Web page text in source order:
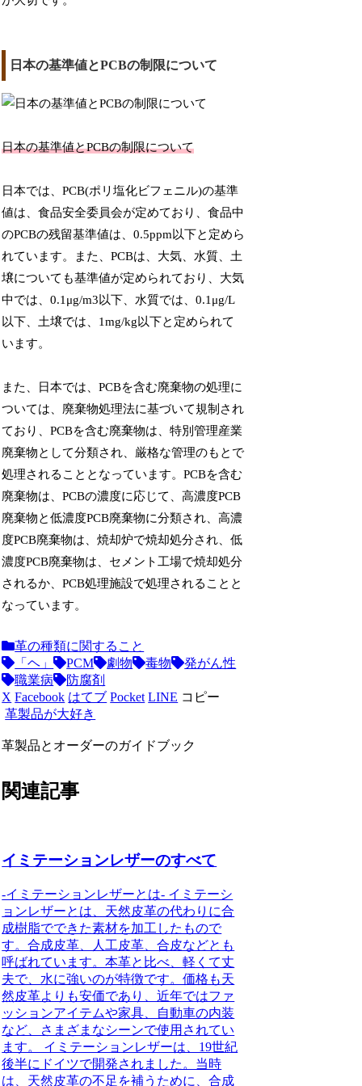
日本の基準値とPCBの制限について
日本の基準値とPCBの制限について
日本では、PCB(ポリ塩化ビフェニル)の基準
値は、食品安全委員会が定めており、食品中
のPCBの残留基準値は、0.5ppm以下と定めら
れています。また、PCBは、大気、水質、土
壌についても基準値が定められており、大気
中では、0.1μg/m3以下、水質では、0.1μg/L
以下、土壌では、1mg/kg以下と定められて
います。
また、日本では、PCBを含む廃棄物の処理に
ついては、廃棄物処理法に基づいて規制され
ており、PCBを含む廃棄物は、特別管理産業
廃棄物として分類され、厳格な管理のもとで
処理されることとなっています。PCBを含む
廃棄物は、PCBの濃度に応じて、高濃度PCB
廃棄物と低濃度PCB廃棄物に分類され、高濃
度PCB廃棄物は、焼却炉で焼却処分され、低
濃度PCB廃棄物は、セメント工場で焼却処分
されるか、PCB処理施設で処理されることと
なっています。
革の種類に関すること
「ヘ」
PCM 劇物 毒物
発がん性
職業病
防腐剤
X Facebook はてブ Pocket LINE コピー
革製品が大好き
革製品とオーダーのガイドブック
関連記事
イミテーションレザーのすべて
-イミテーションレザーとは- イミテーシ
ョンレザーとは、天然皮革の代わりに合
成樹脂でできた素材を加工したもので
す。合成皮革、人工皮革、合皮などとも
呼ばれています。本革と比べ、軽くて丈
夫で、水に強いのが特徴です。価格も天
然皮革よりも安価であり、近年ではファ
ッションアイテムや家具、自動車の内装
など、さまざまなシーンで使用されてい
ます。 イミテーションレザーは、19世紀
後半にドイツで開発されました。当時
は、天然皮革の不足を補うために、合成